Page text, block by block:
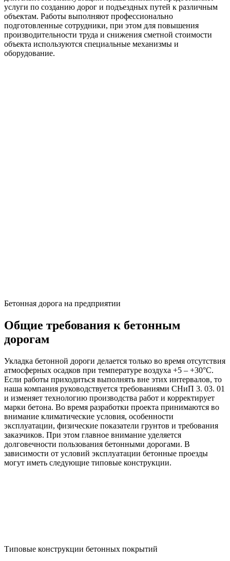
услуги по созданию дорог и подъездных путей к различным
объектам. Работы выполняют профессионально
подготовленные сотрудники, при этом для повышения
производительности труда и снижения сметной стоимости
объекта используются специальные механизмы и
оборудование.
Бетонная дорога на предприятии
Общие требования к бетонным
дорогам
Укладка бетонной дороги делается только во время отсутствия
атмосферных осадков при температуре воздуха +5 – +30°С.
Если работы приходиться выполнять вне этих интервалов, то
наша компания руководствуется требованиями СНиП 3. 03. 01
и изменяет технологию производства работ и корректирует
марки бетона. Во время разработки проекта принимаются во
внимание климатические условия, особенности
эксплуатации, физические показатели грунтов и требования
заказчиков. При этом главное внимание уделяется
долговечности пользования бетонными дорогами. В
зависимости от условий эксплуатации бетонные проезды
могут иметь следующие типовые конструкции.
Типовые конструкции бетонных покрытий